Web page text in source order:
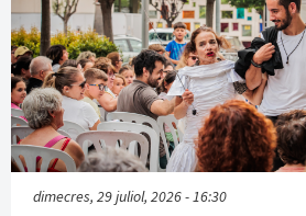
dimecres, 29 juliol, 2026 - 16:30